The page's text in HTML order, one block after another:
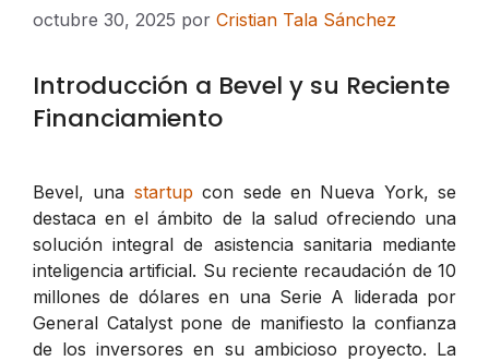
octubre 30, 2025 por Cristian Tala Sánchez
Introducción a Bevel y su Reciente
Financiamiento
Bevel, una startup con sede en Nueva York, se
destaca en el ámbito de la salud ofreciendo una
solución integral de asistencia sanitaria mediante
inteligencia artificial. Su reciente recaudación de 10
millones de dólares en una Serie A liderada por
General Catalyst pone de manifiesto la confianza
de los inversores en su ambicioso proyecto. La